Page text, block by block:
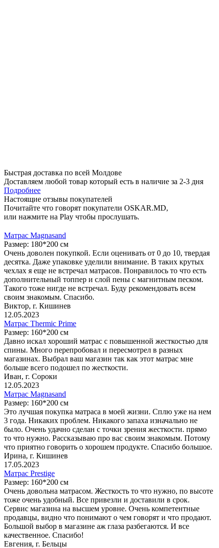
Быстрая доставка по всей Молдове
Доставляем любой товар который есть в наличие за 2-3 дня
Подробнее
Настоящие отзывы покупателей
Почитайте что говорят покупатели OSKAR.MD,
или нажмите на Play чтобы прослушать.
Матрас Magnasand
Размер: 180*200 см
Очень доволен покупкой. Если оценивать от 0 до 10, твердая
десятка. Даже упаковке уделили внимание. В таких крутых
чехлах я еще не встречал матрасов. Понравилось то что есть
дополнительный топпер и слой пены с магнитным песком.
Такого тоже нигде не встречал. Буду рекомендовать всем
своим знакомым. Спасибо.
Виктор, г. Кишинев
12.05.2023
Матрас Thermic Prime
Размер: 160*200 см
Давно искал хороший матрас с повышенной жесткостью для
спины. Много перепробовал и пересмотрел в разных
магазинах. Выбрал ваш магазин так как этот матрас мне
больше всего подошел по жесткости.
Иван, г. Сороки
12.05.2023
Матрас Magnasand
Размер: 160*200 см
Это лучшая покупка матраса в моей жизни. Сплю уже на нем
3 года. Никаких проблем. Никакого запаха изначально не
было. Очень удачно сделан с точки зрения жесткости. прямо
то что нужно. Рассказываю про вас своим знакомым. Потому
что приятно говорить о хорошем продукте. Спасибо большое.
Ирина, г. Кишинев
17.05.2023
Матрас Prestige
Размер: 160*200 см
Очень довольна матрасом. Жесткость то что нужно, по высоте
тоже очень удобный. Все привезли и доставили в срок.
Сервис магазина на высшем уровне. Очень компетентные
продавцы, видно что понимают о чем говорят и что продают.
Большой выбор в магазине аж глаза разбегаются. И все
качественное. Спасибо!
Евгения, г. Бельцы